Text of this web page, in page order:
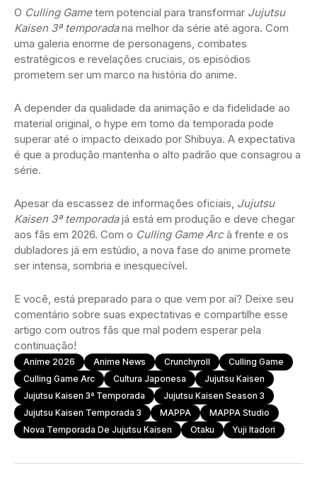
O Culling Gametem potencial para transformar Jujutsu
Kaisen 3ª temporadana melhor da série até agora. Com
uma galeria enorme de personagens, combates
estratégicos e revelações cruciais, os episódios
prometem ser um marco na história do anime.
A depender da qualidade da animação e da fidelidade ao
material original, o hype em torno da temporada pode
superar até o impacto deixado por Shibuya. A expectativa
é que a produção mantenha o alto padrão que consagrou a
série.
Apesar da escassez de informações oficiais, Jujutsu
Kaisen 3ª temporadajá está em produção e deve chegar
aos fãs em 2026. Com o Culling Game Arcà frente e os
dubladores já em estúdio, a nova fase do anime promete
ser intensa, sombria e inesquecível.
E você, está preparado para o que vem por aí? Deixe seu
comentário sobre suas expectativas e compartilhe esse
artigo com outros fãs que mal podem esperar pela
continuação!
Anime 2026 Anime News Crunchyroll
Culling Game
Culling Game Arc
Cultura Japonesa
Jujutsu Kaisen
Jujutsu Kaisen 3ª Temporada
Jujutsu Kaisen Season 3
Jujutsu Kaisen Temporada 3
MAPPA
MAPPA Studio
Nova Temporada De Jujutsu Kaisen
Otaku Yuji Itadori